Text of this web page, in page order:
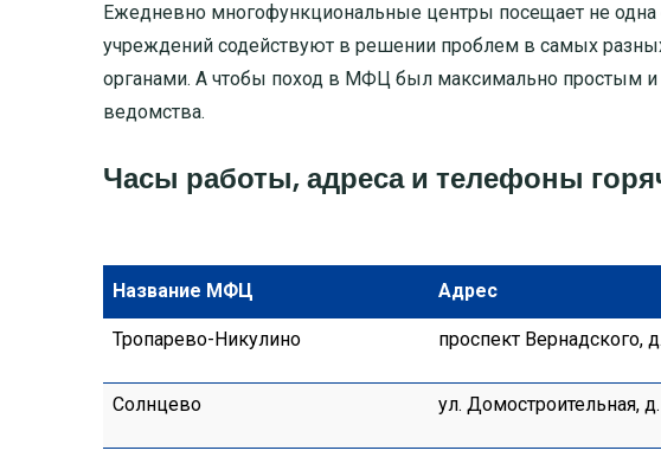
Ежедневно многофункциональные центры посещает не одна
учреждений содействуют в решении проблем в самых
органами. А чтобы поход в МФЦ был максимально простым и
ведомства.
Часы работы, адреса и телефоны
Название МФЦ Адрес
Тропарево-Никулино проспект Вернадского,
Солнцево
ул. Домостроительная,
МОСКОВСКАЯ ОБЛАСТЬ
ДЗЕРЖИНСКИЙ